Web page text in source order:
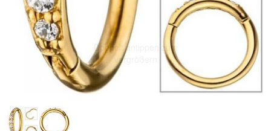
Doppelt antippen zum
vergrößern